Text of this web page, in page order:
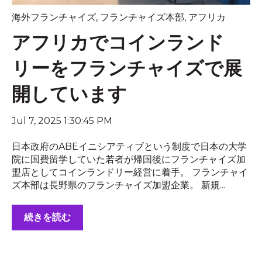
海外フランチャイズ, フランチャイズ本部, アフリカ
アフリカでコインランド
リーをフランチャイズで展
開しています
Jul 7, 2025 1:30:45 PM
日本政府のABEイニシアティブという制度で日本の大学
院に国費留学していた若者が帰国後にフランチャイズ加
盟店としてコインランドリー経営に着手。 フランチャイ
ズ本部は長野県のフランチャイズ加盟企業。 新規...
続きを読む